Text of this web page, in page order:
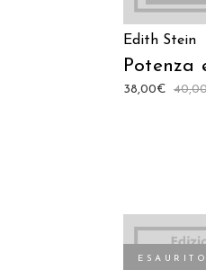
Edith Stein
Potenza
38,00€
ESAURITO